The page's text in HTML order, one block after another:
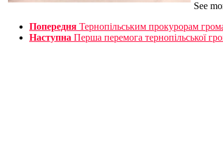
See
Попередня Тернопільським прокурорам
Наступна Перша перемога тернопільської